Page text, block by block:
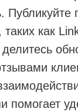
Публикуйте
как
помогает